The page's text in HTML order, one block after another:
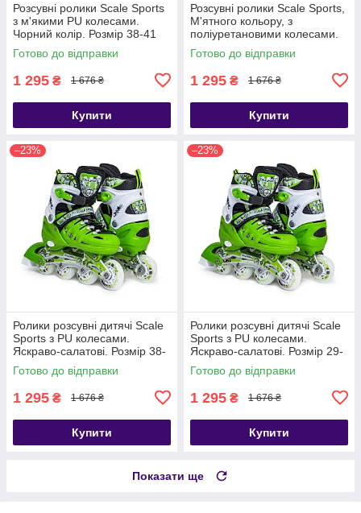
Розсувні ролики Scale Sports
з м'якими PU колесами.
Чорний колір. Розмір 38-41
Готово до відправки
1 295 ₴ 1 676 ₴
Купити
Розсувні ролики Scale Sports,
М'ятного кольору, з
поліуретановими колесами.
Розмір 34-38
Готово до відправки
1 295 ₴ 1 676 ₴
Купити
–23%
Ролики розсувні дитячі Scale
Sports з PU колесами.
Яскраво-салатові. Розмір 38-
41
Готово до відправки
1 295 ₴ 1 676 ₴
Купити
–23%
Ролики розсувні дитячі Scale
Sports з PU колесами.
Яскраво-салатові. Розмір 29-
33
Готово до відправки
1 295 ₴ 1 676 ₴
Купити
Показати ще